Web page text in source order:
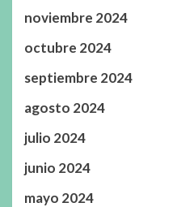
noviembre 2024
octubre 2024
septiembre 2024
agosto 2024
julio 2024
junio 2024
mayo 2024